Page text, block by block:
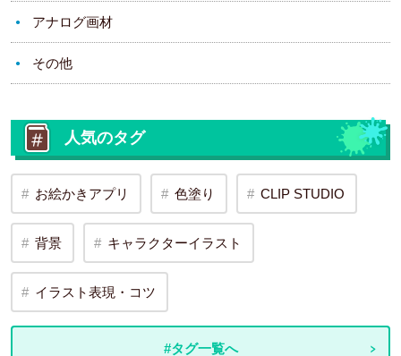
アナログ画材
その他
人気のタグ
お絵かきアプリ 色塗り CLIP STUDIO
背景 キャラクターイラスト
イラスト表現・コツ
#タグ一覧へ